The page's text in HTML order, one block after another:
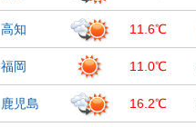
高知 11.6℃
福岡 11.0℃
鹿児島 16.2℃